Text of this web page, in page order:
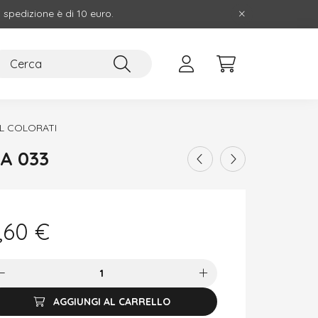
è di 10 euro.
COLORATI
GEL PESCA ROSA 033
€
AGGIUNGI AL CARRELLO